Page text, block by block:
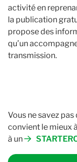
activité en
la publication
propose des
qu’un
transmission.
Vous ne savez
convient le mieux
à un